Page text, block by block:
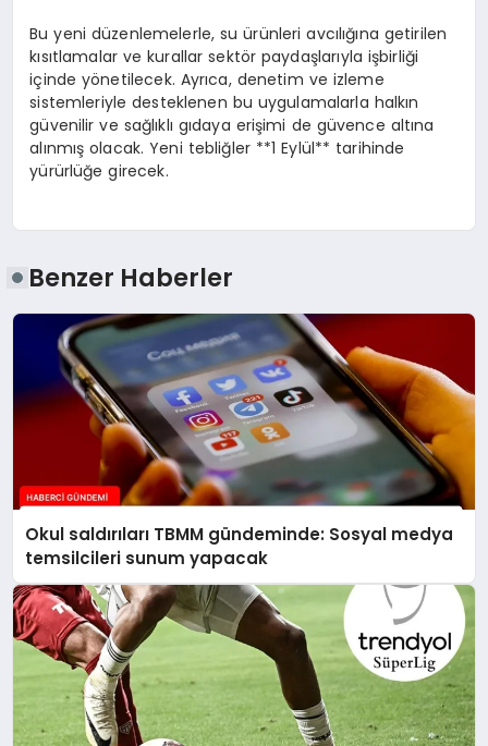
Bu yeni düzenlemelerle, su ürünleri avcılığına getirilen
kısıtlamalar ve kurallar sektör paydaşlarıyla işbirliği
içinde yönetilecek. Ayrıca, denetim ve izleme
sistemleriyle desteklenen bu uygulamalarla halkın
güvenilir ve sağlıklı gıdaya erişimi de güvence altına
alınmış olacak. Yeni tebliğler **1 Eylül** tarihinde
yürürlüğe girecek.
Benzer Haberler
Okul saldırıları TBMM gündeminde: Sosyal medya
temsilcileri sunum yapacak